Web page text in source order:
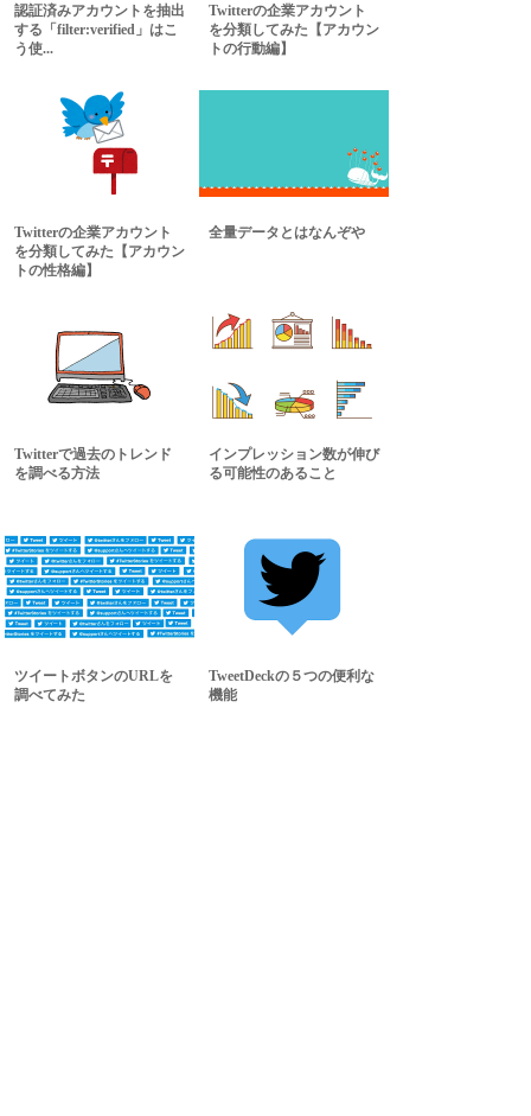
認証済みアカウントを抽出
する「filter:verified」はこ
う使...
Twitterの企業アカウント
を分類してみた【アカウン
トの行動編】
Twitterの企業アカウント
を分類してみた【アカウン
トの性格編】
全量データとはなんぞや
Twitterで過去のトレンド
を調べる方法
インプレッション数が伸び
る可能性のあること
ツイートボタンのURLを
調べてみた
TweetDeckの５つの便利な
機能